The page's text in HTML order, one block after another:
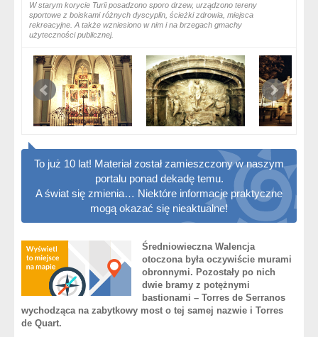
W starym korycie Turii posadzono sporo drzew, urządzono tereny
sportowe z boiskami różnych dyscyplin, ścieżki zdrowia, miejsca
rekreacyjne. A także wzniesiono w nim i na brzegach gmachy
użyteczności publicznej.
To już 10 lat! Materiał został zamieszczony w naszym
portalu ponad dekadę temu.
A świat się zmienia… Niektóre informacje praktyczne
mogą okazać się nieaktualne!
Średniowieczna Walencja
otoczona była oczywiście murami
obronnymi. Pozostały po nich
dwie bramy z potężnymi
bastionami – Torres de Serranos
wychodząca na zabytkowy most o tej samej nazwie i Torres
de Quart.